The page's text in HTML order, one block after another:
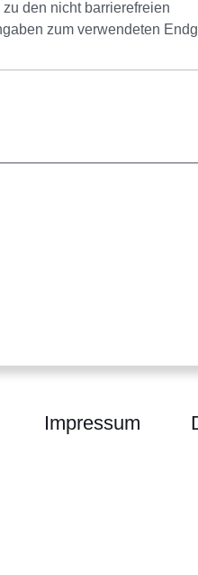
den nicht barrierefreien
zum verwendeten
Fenster
Impressum